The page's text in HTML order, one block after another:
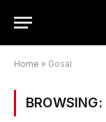
Home » Gosal
BROWSING: